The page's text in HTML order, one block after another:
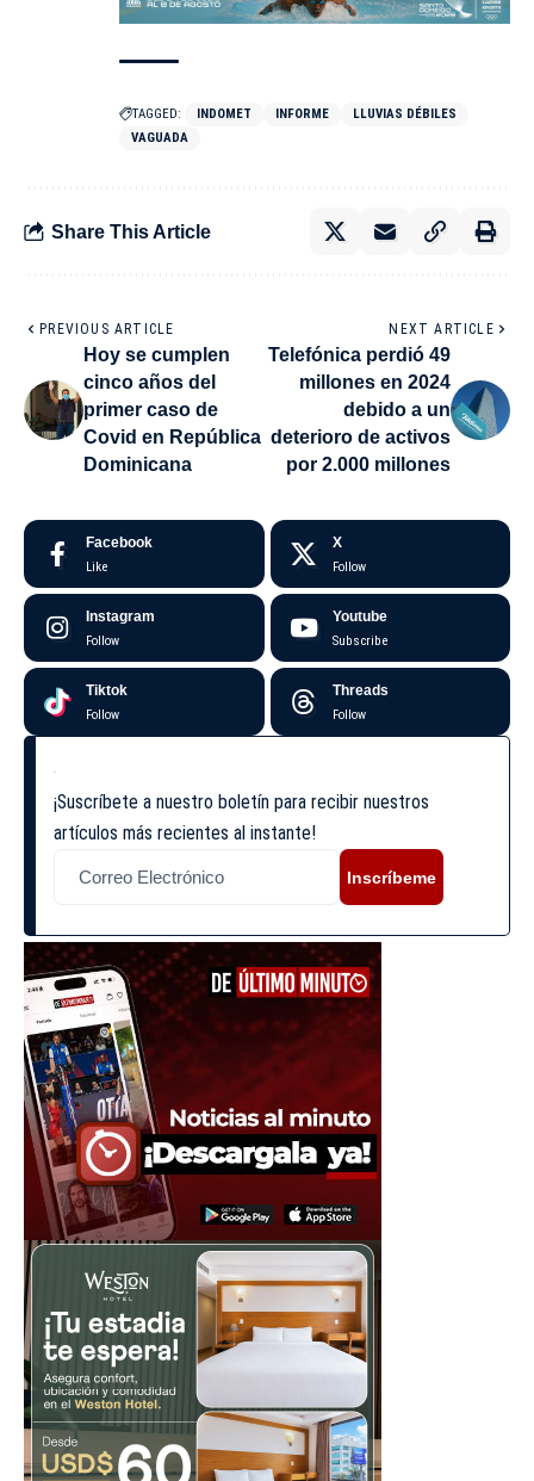
TAGGED: INDOMET INFORME
LLUVIAS DÉBILES
VAGUADA
Share This Article
PREVIOUS ARTICLE
Hoy se cumplen
cinco años del
primer caso de
Covid en República
Dominicana
NEXT ARTICLE
Telefónica perdió 49
millones en 2024
debido a un
deterioro de activos
por 2.000 millones
Facebook
Like
X
Follow
Instagram
Follow
Youtube
Subscribe
Tiktok
Follow
Threads
Follow
¡Suscríbete a nuestro boletín para recibir nuestros
artículos más recientes al instante!
Inscríbeme